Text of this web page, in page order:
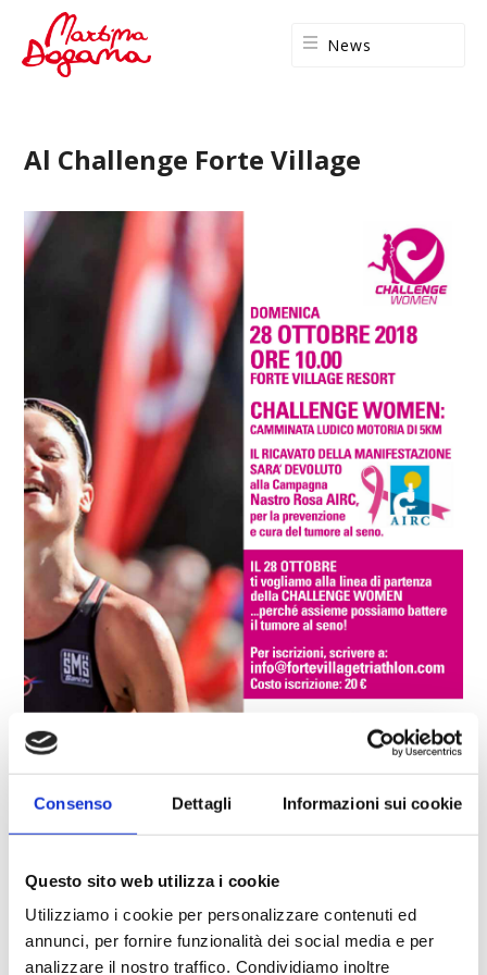
Consenso Dettagli Informazioni sui cookie
Questo sito web utilizza i cookie
Utilizziamo i cookie per personalizzare contenuti ed
annunci, per fornire funzionalità dei social media e per
analizzare il nostro traffico. Condividiamo inoltre
News
Al Challenge Forte Village
Challenge Forte Village, la gara che chiude il calendario dei
grande eventi internazionali di triathlon lungo nel nostro
Paese.